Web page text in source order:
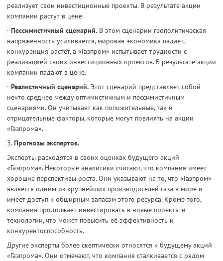
реализует свои инвестиционные проекты. В результате акции
компании растут в цене.
· Пессимистичный сценарий. В этом сценарии геополитическая
напряжённость усиливается, мировая экономика падает,
конкуренция растёт, а «Газпром» испытывает трудности с
реализацией своих инвестиционных проектов. В результате акции
компании падают в цене.
· Реалистичный сценарий. Этот сценарий представляет собой
нечто среднее между оптимистичным и пессимистичным
сценариями. Он учитывает как положительные, так и
отрицательные факторы, которые могут повлиять на акции
«Газпрома».
3.Прогнозы экспертов.
Эксперты расходятся в своих оценках будущего акций
«Газпрома». Некоторые аналитики считают, что компания имеет
хорошие перспективы роста. Они указывают на то, что «Газпром»
является одним из крупнейших производителей газа в мире и
имеет доступ к обширным запасам этого ресурса. Кроме того,
компания продолжает инвестировать в новые проекты и
технологии, что может повысить её эффективность и
конкурентоспособность.
Другие эксперты более скептически относятся к будущему акций
«Газпрома». Они отмечают, что компания сталкивается с рядом